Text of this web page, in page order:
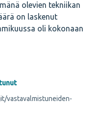
olevien tekniikan
on laskenut
oli kokonaan
vastavalmistuneiden-